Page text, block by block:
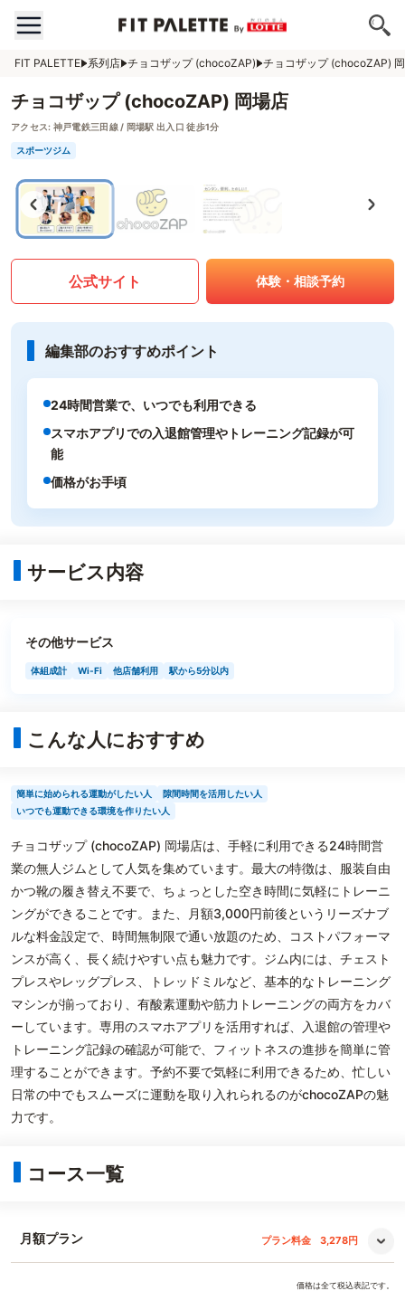
FIT PALETTE 系列店 チョコザップ (chocoZAP) チョコザップ (chocoZAP)
チョコザップ (chocoZAP) 岡場店
アクセス: 神戸電鉄三田線 / 岡場駅 出入口 徒歩1分
スポーツジム
公式サイト 体験・相談予約
編集部のおすすめポイント
24時間営業で、いつでも利用できる
スマホアプリでの入退館管理やトレーニング記録が可
能
価格がお手頃
サービス内容
その他サービス
体組成計 Wi-Fi 他店舗利用 駅から5分以内
こんな人におすすめ
簡単に始められる運動がしたい人
隙間時間を活用したい人
いつでも運動できる環境を作りたい人
チョコザップ (chocoZAP) 岡場店は、手軽に利用できる24時間営
業の無人ジムとして人気を集めています。最大の特徴は、服装自由
かつ靴の履き替え不要で、ちょっとした空き時間に気軽にトレーニ
ングができることです。また、月額3,000円前後というリーズナブ
ルな料金設定で、時間無制限で通い放題のため、コストパフォーマ
ンスが高く、長く続けやすい点も魅力です。ジム内には、チェスト
プレスやレッグプレス、トレッドミルなど、基本的なトレーニング
マシンが揃っており、有酸素運動や筋力トレーニングの両方をカバ
ーしています。専用のスマホアプリを活用すれば、入退館の管理や
トレーニング記録の確認が可能で、フィットネスの進捗を簡単に管
理することができます。予約不要で気軽に利用できるため、忙しい
日常の中でもスムーズに運動を取り入れられるのがchocoZAPの魅
力です。
コース一覧
月額プラン プラン料金 3,278円
価格は全て税込表記です。